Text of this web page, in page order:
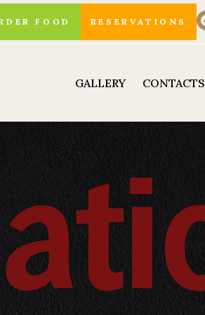
FOOD RESERVATIONS
GALLERY CONTACTS